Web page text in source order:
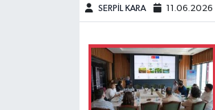
SERPİL KARA 11.06.2026
Haberde İnsan
Kültür Sanat